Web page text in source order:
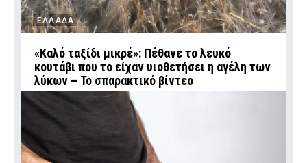
ΕΛΛΑΔΑ
«Καλό ταξίδι μικρέ»: Πέθανε το λευκό
κουτάβι που το είχαν υιοθετήσει η αγέλη των
λύκων – Το σπαρακτικό βίντεο